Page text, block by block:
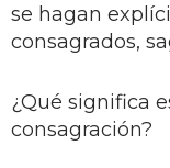
se hagan
consagrados,
¿Qué significa
consagración?